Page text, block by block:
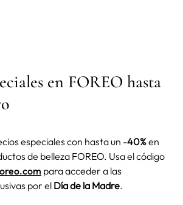
en FOREO hasta
especiales con hasta un -40%en
de belleza FOREO. Usa el código
para acceder a las
por el Día de la Madre.